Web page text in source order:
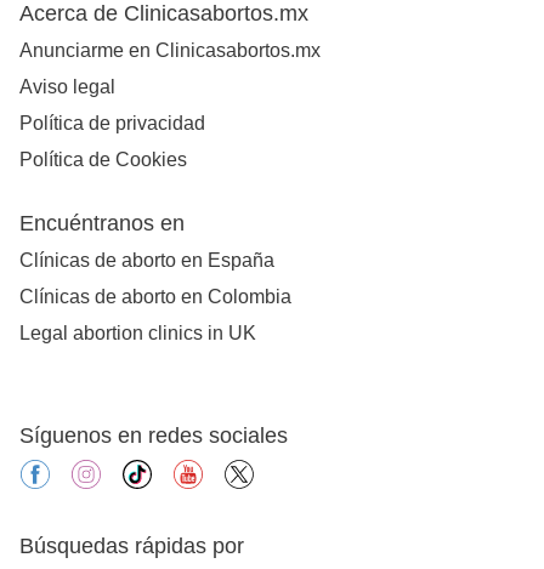
Acerca de Clinicasabortos.mx
Anunciarme en Clinicasabortos.mx
Aviso legal
Política de privacidad
Política de Cookies
Encuéntranos en
Clínicas de aborto en España
Clínicas de aborto en Colombia
Legal abortion clinics in UK
Síguenos en redes sociales
facebookinstagram
tiktok youtube
Búsquedas rápidas por